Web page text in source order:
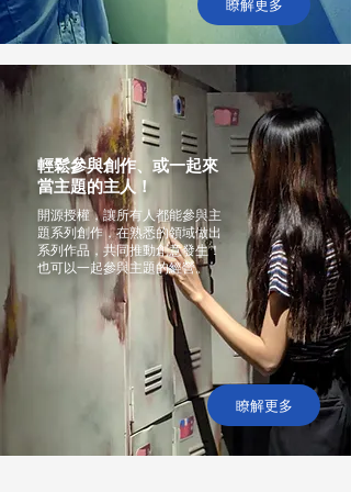
輕鬆參與創作、或一起來
當主題的主人！
開源授權，讓所有人都能參與主
題系列創作，在熟悉的領域做出
系列作品，共同推動創意發生！
也可以一起參與主題的經營。
瞭解更多